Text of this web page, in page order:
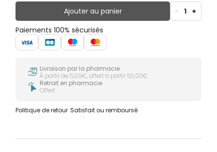
Ajouter au panier - 1 +
Paiements 100% sécurisés
Livraison par la pharmacie
À partir de 5,99€, offert à partir 50,00€
Retrait en pharmacie
Offert
Politique de retour Satisfait ou remboursé